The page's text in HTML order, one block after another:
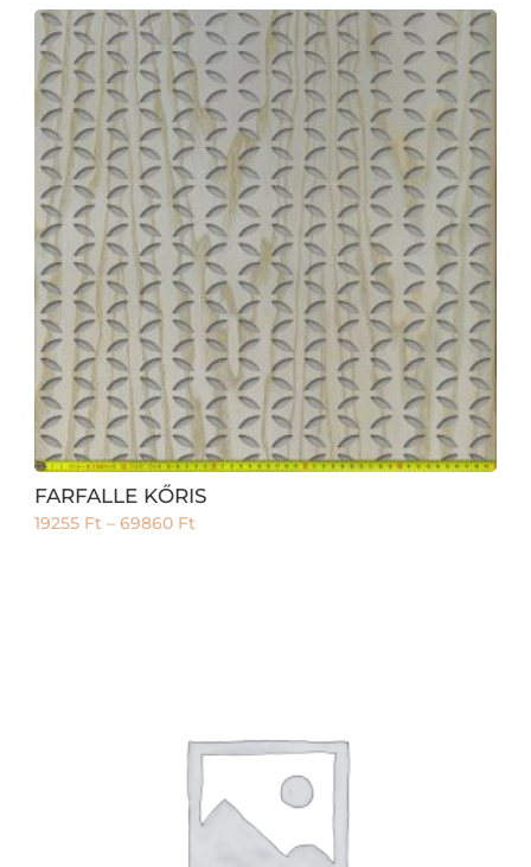
FARFALLE KŐRIS
19255 Ft – 69860 Ft